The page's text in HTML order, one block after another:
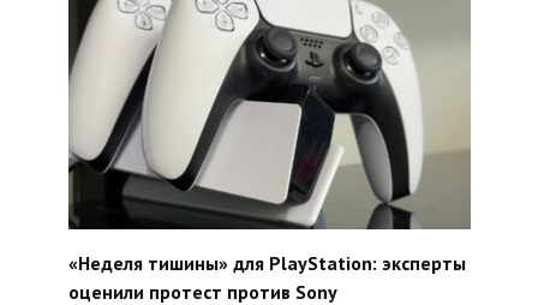
«Неделя тишины» для PlayStation: эксперты
оценили протест против Sony